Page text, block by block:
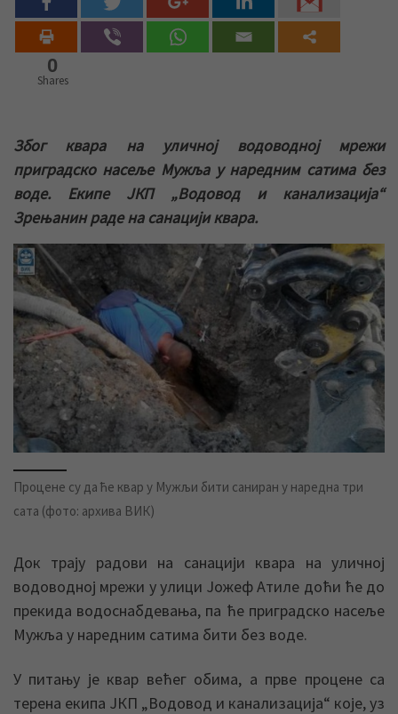
0
Shares
Због квара на уличној водоводној мрежи
приградско насеље Мужља у наредним сатима без
воде. Екипе ЈКП „Водовод и канализација“
Зрењанин раде на санацији квара.
Процене су да ће квар у Мужљи бити саниран у наредна три
сата (фото: архива ВИК)
Док трају радови на санацији квара на уличној
водоводној мрежи у улици Јожеф Атиле доћи ће до
прекида водоснабдевања, па ће приградско насеље
Мужља у наредним сатима бити без воде.
У питању је квар већег обима, а прве процене са
терена екипа ЈКП „Водовод и канализација“ које, уз